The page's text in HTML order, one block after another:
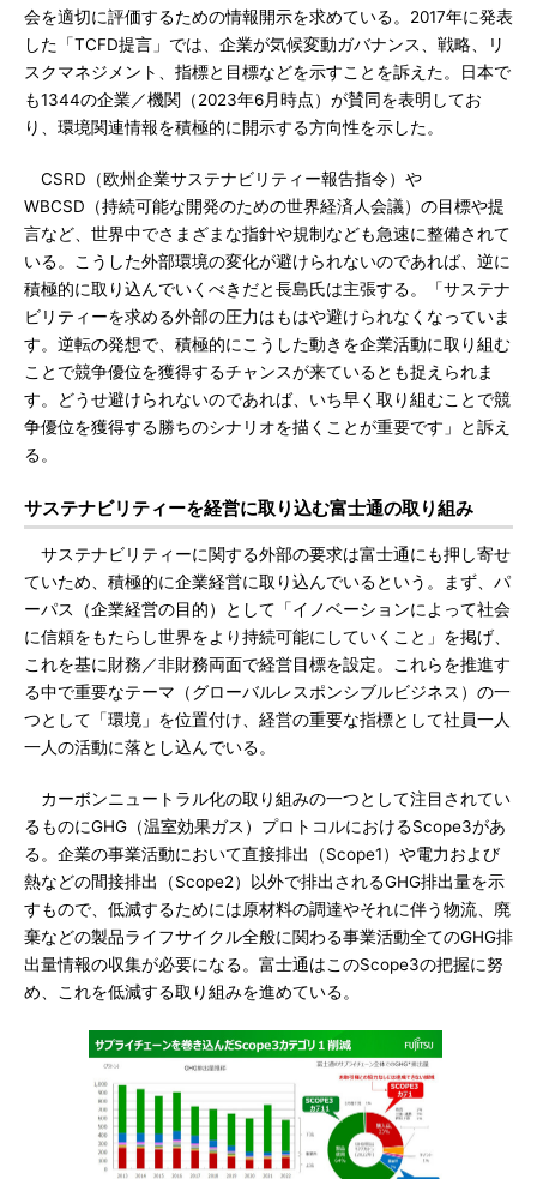
会を適切に評価するための情報開示を求めている。2017年に発表
した「TCFD提言」では、企業が気候変動ガバナンス、戦略、リ
スクマネジメント、指標と目標などを示すことを訴えた。日本で
も1344の企業／機関（2023年6月時点）が賛同を表明してお
り、環境関連情報を積極的に開示する方向性を示した。
CSRD（欧州企業サステナビリティー報告指令）や
WBCSD（持続可能な開発のための世界経済人会議）の目標や提
言など、世界中でさまざまな指針や規制なども急速に整備されて
いる。こうした外部環境の変化が避けられないのであれば、逆に
積極的に取り込んでいくべきだと長島氏は主張する。「サステナ
ビリティーを求める外部の圧力はもはや避けられなくなっていま
す。逆転の発想で、積極的にこうした動きを企業活動に取り組む
ことで競争優位を獲得するチャンスが来ているとも捉えられま
す。どうせ避けられないのであれば、いち早く取り組むことで競
争優位を獲得する勝ちのシナリオを描くことが重要です」と訴え
る。
サステナビリティーを経営に取り込む富士通の取り組み
サステナビリティーに関する外部の要求は富士通にも押し寄せ
ていため、積極的に企業経営に取り込んでいるという。まず、パ
ーパス（企業経営の目的）として「イノベーションによって社会
に信頼をもたらし世界をより持続可能にしていくこと」を掲げ、
これを基に財務／非財務両面で経営目標を設定。これらを推進す
る中で重要なテーマ（グローバルレスポンシブルビジネス）の一
つとして「環境」を位置付け、経営の重要な指標として社員一人
一人の活動に落とし込んでいる。
カーボンニュートラル化の取り組みの一つとして注目されてい
るものにGHG（温室効果ガス）プロトコルにおけるScope3があ
る。企業の事業活動において直接排出（Scope1）や電力および
熱などの間接排出（Scope2）以外で排出されるGHG排出量を示
すもので、低減するためには原材料の調達やそれに伴う物流、廃
棄などの製品ライフサイクル全般に関わる事業活動全てのGHG排
出量情報の収集が必要になる。富士通はこのScope3の把握に努
め、これを低減する取り組みを進めている。